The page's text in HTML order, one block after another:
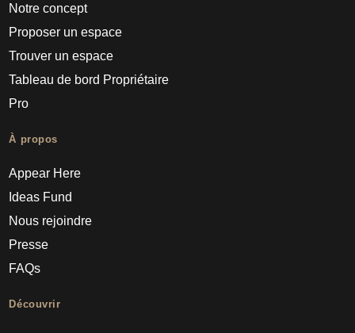
Notre concept
Proposer un espace
Trouver un espace
Tableau de bord Propriétaire
Pro
À propos
Appear Here
Ideas Fund
Nous rejoindre
Presse
FAQs
Découvrir